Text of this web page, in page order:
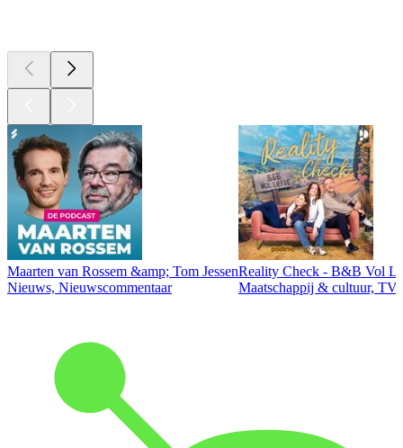
Maarten van Rossem &amp; Tom Jessen
Nieuws, Nieuwscommentaar
Reality Check - B&B Vol
Maatschappij & cultuur,